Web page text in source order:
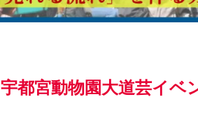
宇都宮動物園大道芸イベ